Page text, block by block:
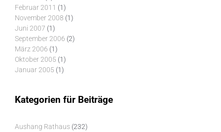
Februar 2011 (1)
November 2008 (1)
Juni 2007 (1)
September 2006 (2)
März 2006 (1)
Oktober 2005 (1)
Januar 2005 (1)
Kategorien für Beiträge
Aushang Rathaus (232)